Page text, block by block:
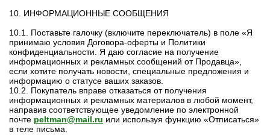
10. ИНФОРМАЦИОННЫЕ СООБЩЕНИЯ
10.1. Поставьте галочку (включите переключатель) в поле «Я
принимаю условия Договора-оферты и Политики
конфиденциальности. Я даю согласие на получение
информационных и рекламных сообщений от Продавца»,
если хотите получать новости, специальные предложения и
информацию о статусе ваших заказов.
10.2. Покупатель вправе отказаться от получения
информационных и рекламных материалов в любой момент,
направив соответствующее уведомление по электронной
почте peltman@mail.ru или используя функцию «Отписаться»
в теле письма.